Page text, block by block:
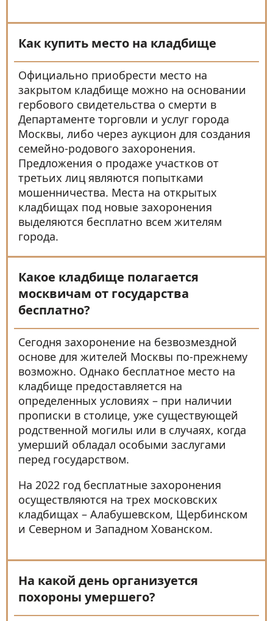
Как купить место на кладбище
Официально приобрести место на
закрытом кладбище можно на основании
гербового свидетельства о смерти в
Департаменте торговли и услуг города
Москвы, либо через аукцион для создания
семейно-родового захоронения.
Предложения о продаже участков от
третьих лиц являются попытками
мошенничества. Места на открытых
кладбищах под новые захоронения
выделяются бесплатно всем жителям
города.
Какое кладбище полагается
москвичам от государства
бесплатно?
Сегодня захоронение на безвозмездной
основе для жителей Москвы по-прежнему
возможно. Однако бесплатное место на
кладбище предоставляется на
определенных условиях – при наличии
прописки в столице, уже существующей
родственной могилы или в случаях, когда
умерший обладал особыми заслугами
перед государством.
На 2022 год бесплатные захоронения
осуществляются на трех московских
кладбищах – Алабушевском, Щербинском
и Северном и Западном Хованском.
На какой день организуется
похороны умершего?